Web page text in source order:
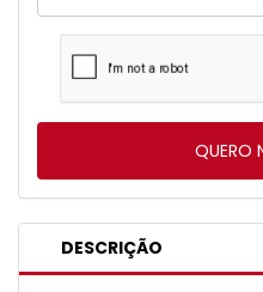
DESCRIÇÃO